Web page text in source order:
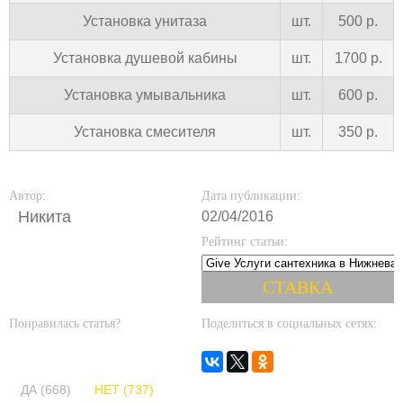
Установка унитаза шт. 500 р.
Установка душевой кабины шт. 1700 р.
Установка умывальника шт. 600 р.
Установка смесителя шт. 350 р.
Автор:
Никита
Дата публикации:
02/04/2016
Рейтинг статьи:
Понравилась статья?
ДА (668) НЕТ (737)
Поделиться в социальных сетях: